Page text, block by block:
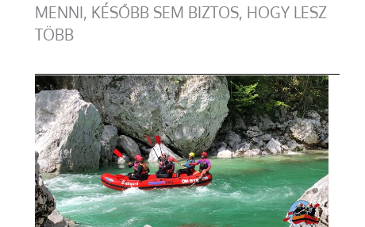
MENNI, KÉSŐBB SEM BIZTOS, HOGY LESZ
TÖBB